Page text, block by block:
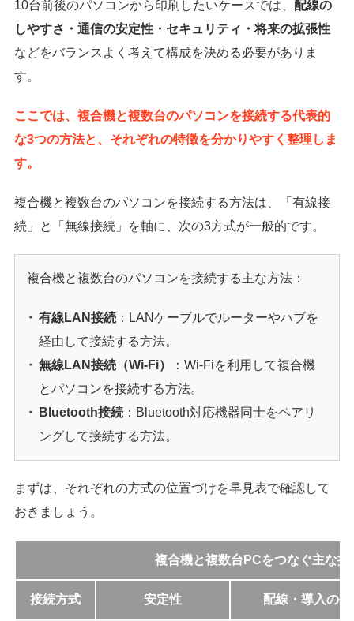
10台前後のパソコンから印刷したいケースでは、 配線の
しやすさ・通信の安定性・セキュリティ・将来の拡張性
などをバランスよく考えて構成を決める必要がありま
す。
ここでは、複合機と複数台のパソコンを接続する代表的
な3つの方法と、それぞれの特徴を分かりやすく整理しま
す。
複合機と複数台のパソコンを接続する方法は、「有線接
続」と「無線接続」を軸に、次の3方式が一般的です。
複合機と複数台のパソコンを接続する主な方法：
有線LAN接続：LANケーブルでルーターやハブを
経由して接続する方法。
無線LAN接続（Wi-Fi）
：Wi-Fiを利用して複合機
とパソコンを接続する方法。
Bluetooth接続：Bluetooth対応機器同士をペアリ
ングして接続する方法。
まずは、それぞれの方式の位置づけを早見表で確認して
おきましょう。
複合機と複数台PCをつなぐ主な接
接続方式 安定性 配線・導入の